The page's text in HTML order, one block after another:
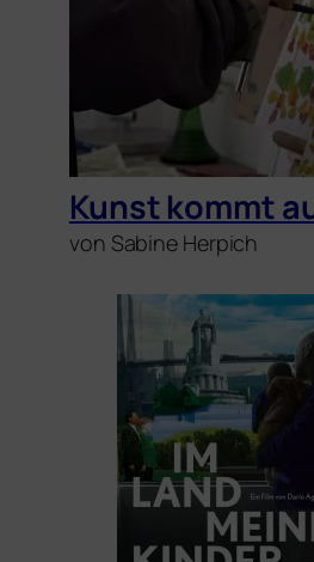
Kunst kommt
von Sabine Herpich